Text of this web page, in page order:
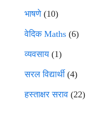
भाषणे(10)
वेदिक Maths (6)
व्यवसाय(1)
सरल विद्यार्थी(4)
हस्ताक्षर सराव (22)